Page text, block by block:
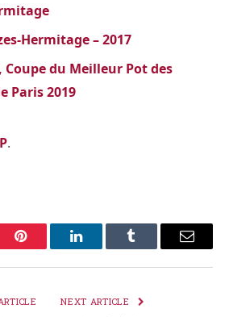
Hermitage – 2017
Coupe du Meilleur Pot des
Paris 2019
.
Pinterest LinkedInTumblr Email
NEXT ARTICLE